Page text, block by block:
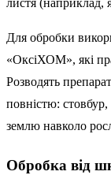
листя (наприклад,
Для обробки
«ОксіХОМ», які
Розводять
повністю:
землю навколо
Обробка від